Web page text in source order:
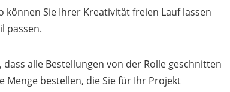
Sie Ihrer Kreativität freien Lauf lassen
passen.
alle Bestellungen von der Rolle geschnitten
Menge bestellen, die Sie für Ihr Projekt